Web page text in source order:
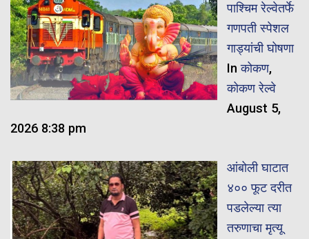
पाश्चिम रेल्वेतर्फे
गणपती स्पेशल
गाड्यांची घोषणा
Inकोकण,
कोकण रेल्वे
August 5,
2026 8:38 pm
आंबोली घाटात
४०० फूट दरीत
पडलेल्या त्या
तरुणाचा मृत्यू